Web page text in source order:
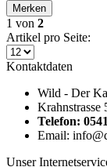
Merken
1 von 2
Artikel pro Seite:
Kontaktdaten
Wild - Der
Krahnstrasse
Telefon:
Email:
Unser